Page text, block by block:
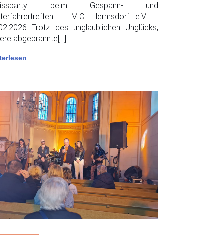
beim Gespann- und
– M.C. Hermsdorf e.V. –
Trotz des unglaublichen Unglücks,
abgebrannte[…]